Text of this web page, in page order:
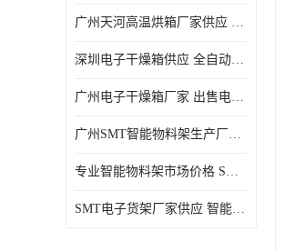
广州天河高温烘箱厂家供应 智能高温烘箱非标定制价格
深圳电子干燥箱供应 全自动恒温干燥箱厂家批发
广州电子干燥箱厂家 出售电子干燥箱优惠供应价格
广州SMT智能物料架生产厂家 智能物料架设计定制
专业智能物料架市场价格 SMT智能物料架供应厂家
SMT电子货架厂家供应 智能电子货架现货直销